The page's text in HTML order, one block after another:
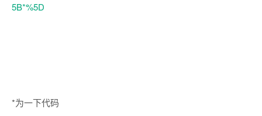
5B*%5D
*为一下代码